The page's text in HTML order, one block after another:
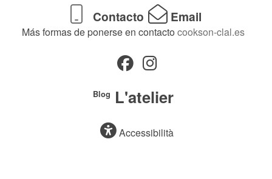
Contacto Email
Más formas de ponerse en contacto cookson-clal.es
Blog L'atelier
Accessibilità